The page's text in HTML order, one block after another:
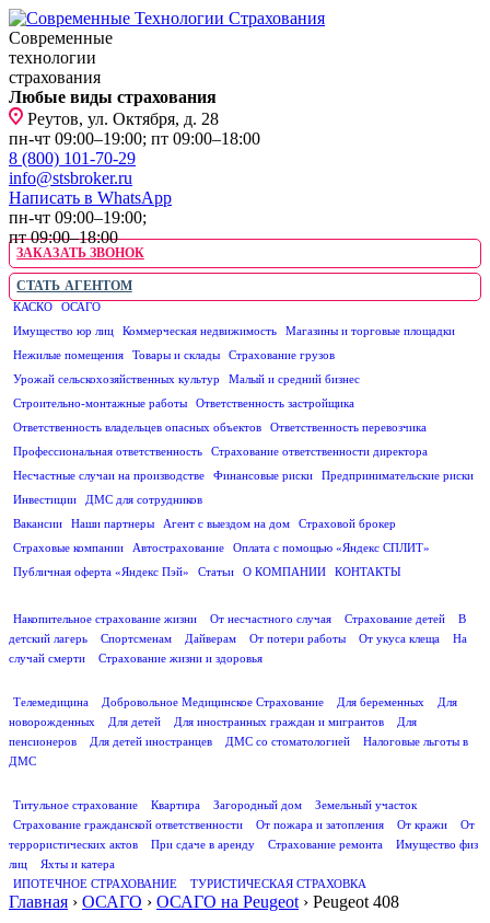
Современные
технологии
страхования
Любые виды страхования
Реутов, ул. Октября, д. 28
пн-чт 09:00–19:00; пт 09:00–18:00
8 (800) 101-70-29
info@stsbroker.ru
Написать в WhatsApp
пн-чт 09:00–19:00;
пт 09:00–18:00
ЗАКАЗАТЬ ЗВОНОК
СТАТЬ АГЕНТОМ
КАСКО ОСАГО
Имущество юр лиц
Коммерческая недвижимость
Магазины и торговые площадки
Нежилые помещения
Товары и склады
Страхование грузов
Урожай сельскохозяйственных культур
Малый и средний бизнес
Строительно-монтажные работы
Ответственность застройщика
Ответственность владельцев опасных объектов
Ответственность перевозчика
Профессиональная ответственность
Страхование ответственности директора
Несчастные случаи на производстве
Финансовые риски
Предпринимательские риски
Инвестиции
ДМС для сотрудников
Вакансии
Наши партнеры Агент с выездом на дом
Страховой брокер
Страховые компании
Автострахование
Оплата с помощью «Яндекс СПЛИТ»
Публичная оферта «Яндекс Пэй»
Статьи О КОМПАНИИ
КОНТАКТЫ
Накопительное страхование жизни
От несчастного случая Страхование детей
В
детский лагерь
Спортсменам Дайверам От потери работы От укуса клеща
На
случай смерти
Страхование жизни и здоровья
Телемедицина
Добровольное Медицинское Страхование Для беременных
Для
новорожденных
Для детей Для иностранных граждан и мигрантов
Для
пенсионеров
Для детей иностранцев ДМС со стоматологией
Налоговые льготы в
ДМС
Титульное страхование
Квартира Загородный дом
Земельный участок
Страхование гражданской ответственности
От пожара и затопления От кражи
От
террористических актов
При сдаче в аренду Страхование ремонта
Имущество физ
лиц
Яхты и катера
ИПОТЕЧНОЕ СТРАХОВАНИЕ
ТУРИСТИЧЕСКАЯ СТРАХОВКА
Главная › ОСАГО › ОСАГО на Peugeot › Peugeot 408